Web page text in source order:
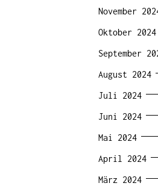
November
Oktober 2024
September
August 2024
Juli 2024
Juni 2024
Mai 2024
April 2024
März 2024